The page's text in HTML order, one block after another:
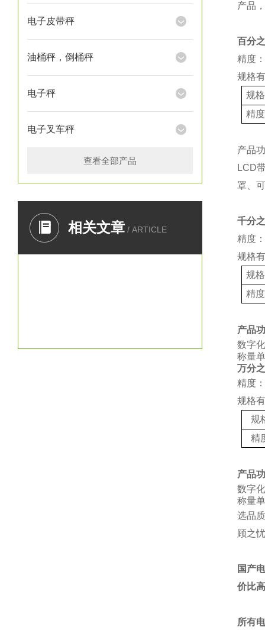
电子皮带秤
油桶秤，倒桶秤
电子秤
电子叉车秤
查看全部产品
相关文章 / ARTICLE
产品
百分
精度
规格
规格
精度
产品
LCD
罩、
千分
精度
规格
规格
精度
产品
数字
称量
万分
精度
规格
规
精
产品
数字
称量
选品
顾之
国产
价比
所有